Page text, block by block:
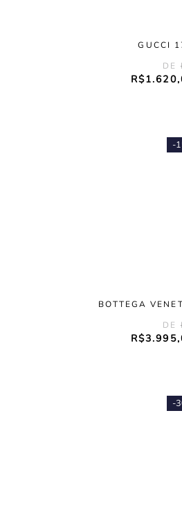
GUCCI
R$1.620,
-
BOTTEGA
R$3.995,
-